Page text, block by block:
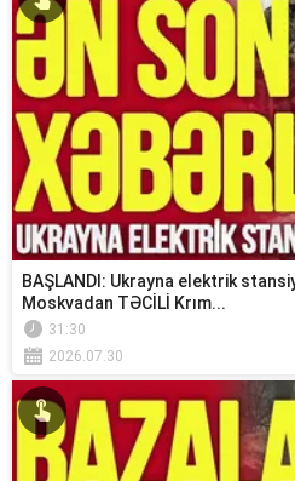
BAŞLANDI: Ukrayna elektrik
Moskvadan TƏCİLİ Krım...
31:30
2026.07.30